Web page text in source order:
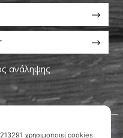
ανάληψης